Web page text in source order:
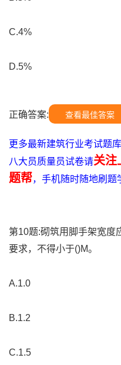
C.4%
D.5%
正确答案: 查看最佳答案
更多最新建筑行业考试题
八大员质量员试卷请关注
题帮，手机随时随地刷题
第10题:砌筑用脚手架宽度
要求，不得小于()M。
A.1.0
B.1.2
C.1.5